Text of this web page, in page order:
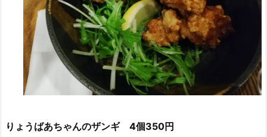
りょうばあちゃんのザンギ 4個350円